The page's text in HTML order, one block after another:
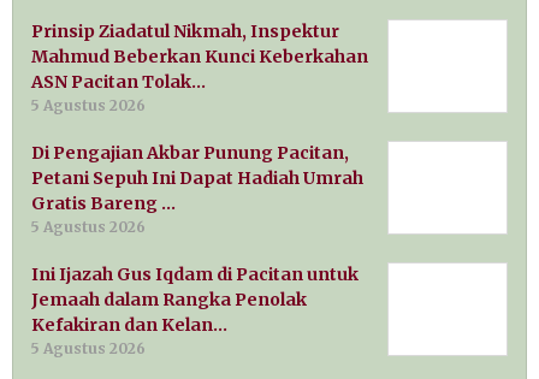
Prinsip Ziadatul Nikmah, Inspektur
Mahmud Beberkan Kunci Keberkahan
ASN Pacitan Tolak…
5 Agustus 2026
Di Pengajian Akbar Punung Pacitan,
Petani Sepuh Ini Dapat Hadiah Umrah
Gratis Bareng …
5 Agustus 2026
Ini Ijazah Gus Iqdam di Pacitan untuk
Jemaah dalam Rangka Penolak
Kefakiran dan Kelan…
5 Agustus 2026